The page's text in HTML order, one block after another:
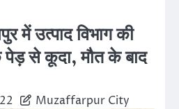
में उत्पाद विभाग की
से कूदा, मौत के बाद
Muzaffarpur City